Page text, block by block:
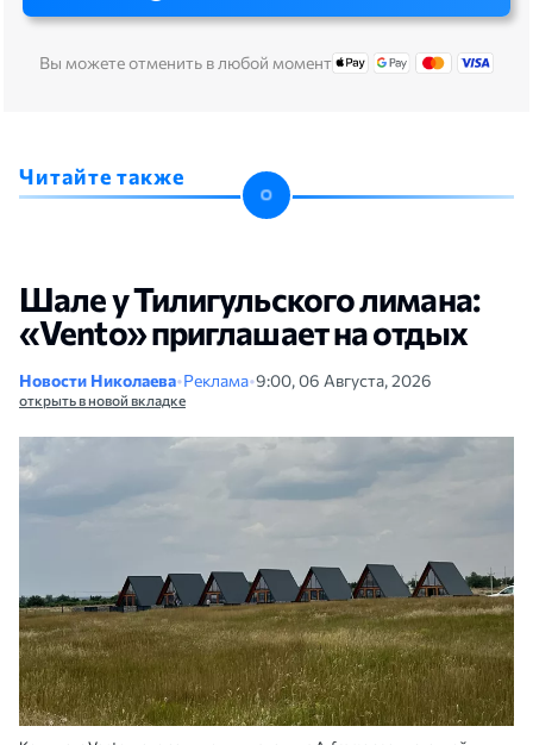
Вы можете отменить в любой момент
Читайте также
Шале у Тилигульского лимана:
«Vento» приглашает на отдых
Новости Николаева•Реклама•9:00, 06 Августа, 2026
открыть в новой вкладке